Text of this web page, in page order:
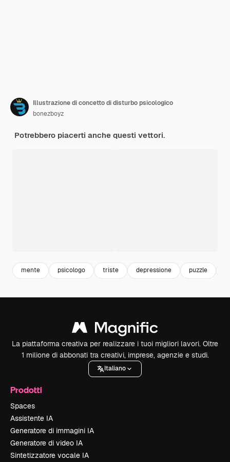
Illustrazione di concetto di disturbo psicologico
bonezboyz
Potrebbero piacerti anche questi vettori.
mente psicologo triste depressione puzzle
La piattaforma creativa per realizzare i tuoi migliori lavori. Oltre
1 milione di abbonati tra creativi, imprese, agenzie e studi.
Italiano
Prodotti
Spaces
Assistente IA
Generatore di immagini IA
Generatore di video IA
Sintetizzatore vocale IA